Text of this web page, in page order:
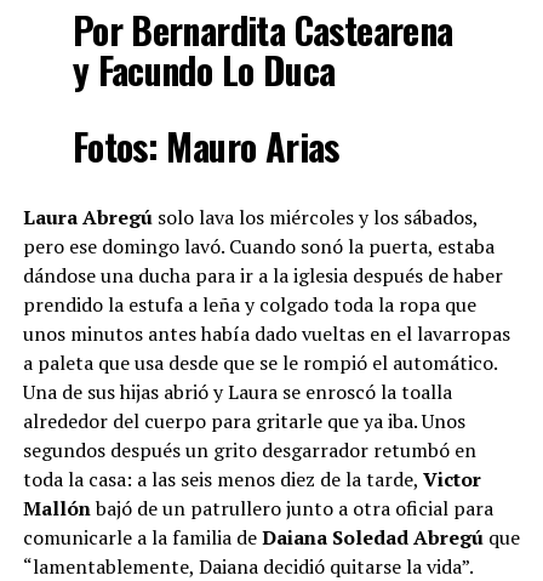
Por Bernardita Castearena
y Facundo Lo Duca
Fotos: Mauro Arias
Laura Abregú solo lava los miércoles y los sábados,
pero ese domingo lavó. Cuando sonó la puerta, estaba
dándose una ducha para ir a la iglesia después de haber
prendido la estufa a leña y colgado toda la ropa que
unos minutos antes había dado vueltas en el lavarropas
a paleta que usa desde que se le rompió el automático.
Una de sus hijas abrió y Laura se enroscó la toalla
alrededor del cuerpo para gritarle que ya iba. Unos
segundos después un grito desgarrador retumbó en
toda la casa: a las seis menos diez de la tarde, Victor
Mallónbajó de un patrullero junto a otra oficial para
comunicarle a la familia deDaiana Soledad Abregú que
“lamentablemente, Daiana decidió quitarse la vida”.